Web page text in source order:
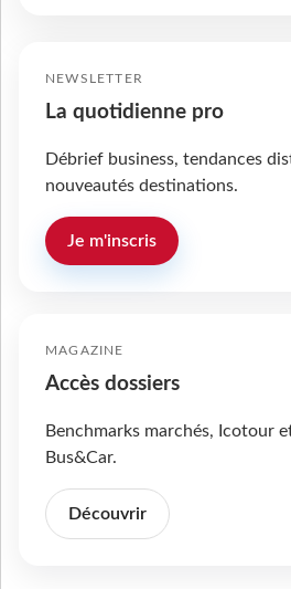
NEWSLETTER
La quotidienne pro
Débrief business, tendances
nouveautés destinations.
Je m'inscris
MAGAZINE
Accès dossiers
Benchmarks marchés, Icotour
Bus&Car.
Découvrir